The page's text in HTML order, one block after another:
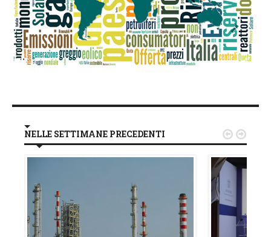
NELLE SETTIMANE PRECEDENTI  